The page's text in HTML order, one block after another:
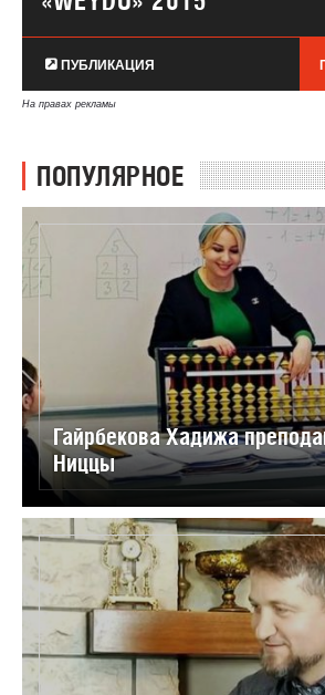
ПУБЛИКАЦИЯ
На правах рекламы
ПОПУЛЯРНОЕ
Гайрбекова Хадижа
Ниццы